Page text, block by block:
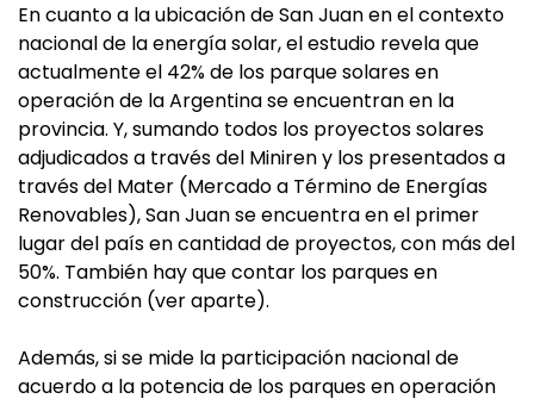
En cuanto a la ubicación de San Juan en el contexto
nacional de la energía solar, el estudio revela que
actualmente el 42% de los parque solares en
operación de la Argentina se encuentran en la
provincia. Y, sumando todos los proyectos solares
adjudicados a través del Miniren y los presentados a
través del Mater (Mercado a Término de Energías
Renovables), San Juan se encuentra en el primer
lugar del país en cantidad de proyectos, con más del
50%. También hay que contar los parques en
construcción (ver aparte).
Además, si se mide la participación nacional de
acuerdo a la potencia de los parques en operación